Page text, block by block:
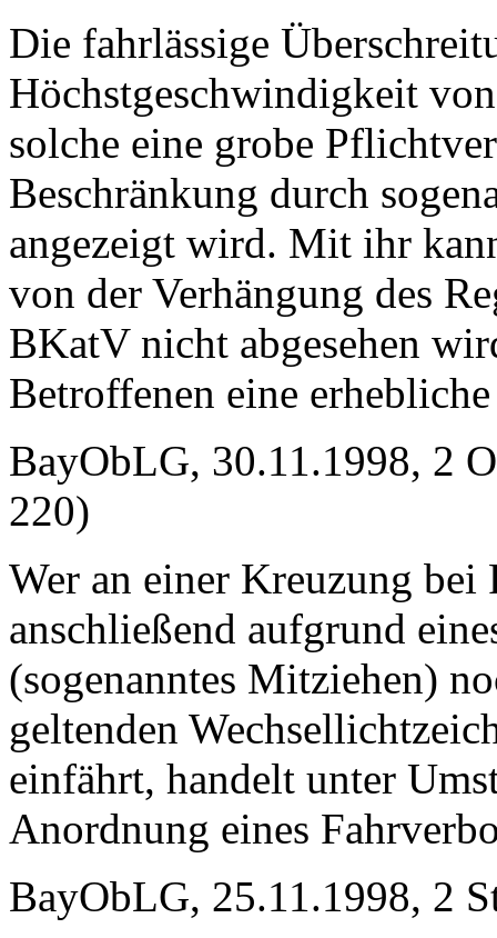
Die fahrlässige
Höchstgeschwindigkeit
solche eine grobe
Beschränkung durch
angezeigt wird. Mit ihr
von der Verhängung des
BKatV nicht abgesehen
Betroffenen eine
BayObLG, 30.11.1998, 2
220)
Wer an einer Kreuzung
anschließend aufgrund
(sogenanntes Mitziehen)
geltenden
einfährt, handelt unter
Anordnung eines
BayObLG, 25.11.1998, 2